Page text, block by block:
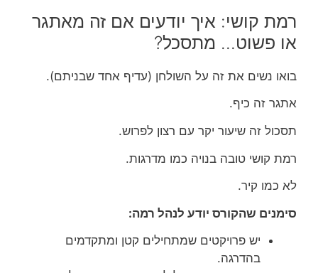
רמת קושי: איך יודעים אם זה מאתגר
או פשוט… מתסכל?
בואו נשים את זה על השולחן (עדיף אחד שבניתם).
אתגר זה כיף.
תסכול זה שיעור יקר עם רצון לפרוש.
רמת קושי טובה בנויה כמו מדרגות.
לא כמו קיר.
סימנים שהקורס יודע לנהל רמה:
יש פרויקטים שמתחילים קטן ומתקדמים
בהדרגה.